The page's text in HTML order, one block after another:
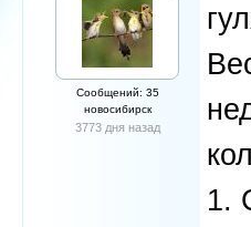
Сообщений: 35
новосибирск
3773 дня назад
1.